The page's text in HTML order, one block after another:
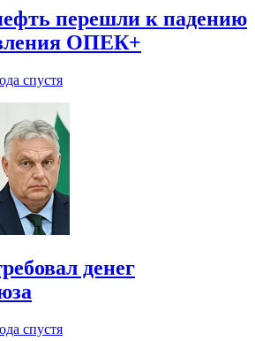
перешли к падению
ОПЕК+
спустя
денег
спустя